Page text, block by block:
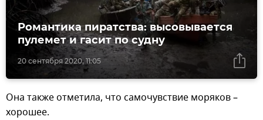
20 сентября 2020, 11:05
Романтика пиратства: высовывается
пулемет и гасит по судну
Она также отметила, что самочувствие моряков –
хорошее.